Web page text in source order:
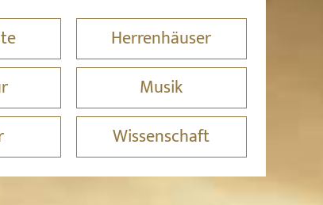
Herrenhäuser
Musik
Wissenschaft